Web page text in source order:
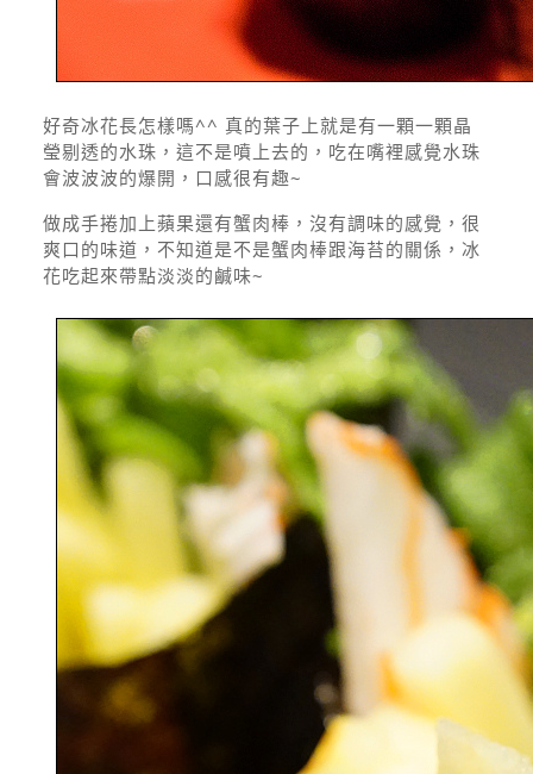
好奇冰花長怎樣嗎^^ 真的葉子上就是有一顆一顆晶
瑩剔透的水珠，這不是噴上去的，吃在嘴裡感覺水珠
會波波波的爆開，口感很有趣~
做成手捲加上蘋果還有蟹肉棒，沒有調味的感覺，很
爽口的味道，不知道是不是蟹肉棒跟海苔的關係，冰
花吃起來帶點淡淡的鹹味~